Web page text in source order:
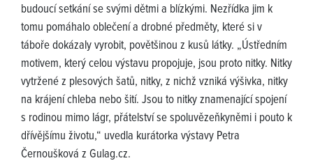
budoucí setkání se svými dětmi a blízkými. Nezřídka jim k
tomu pomáhalo oblečení a drobné předměty, které si v
táboře dokázaly vyrobit, povětšinou z kusů látky. „Ústředním
motivem, který celou výstavu propojuje, jsou proto nitky. Nitky
vytržené z plesových šatů, nitky, z nichž vzniká výšivka, nitky
na krájení chleba nebo šití. Jsou to nitky znamenající spojení
s rodinou mimo lágr, přátelství se spoluvězeňkyněmi i pouto k
dřívějšímu životu,“ uvedla kurátorka výstavy Petra
Černoušková z Gulag.cz.